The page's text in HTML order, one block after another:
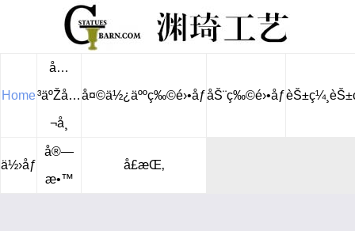
Home
å…
³äºŽå…
¬å¸
å¤©ä½¿äººç‰©é›•åƒåŠ¨ç‰©é›•åƒ
ä½›åƒ
å®—
æ•™
å£æŒ‚